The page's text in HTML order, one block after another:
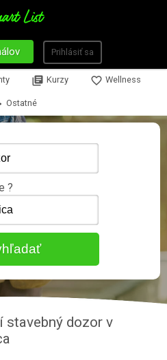
Prihlásiť sa
library_books Kurzy favorite_border Wellness
Ostatné
?
stavebný dozor v